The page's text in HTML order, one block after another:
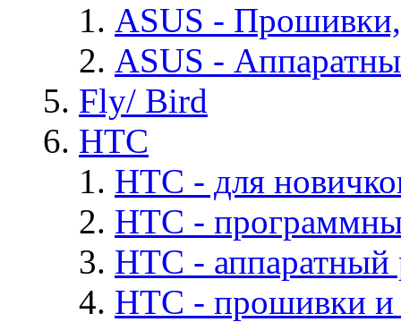
ASUS -
ASUS -
Fly/ Bird
HTC
HTC - для
HTC -
HTC - аппаратный
HTC - прошивки